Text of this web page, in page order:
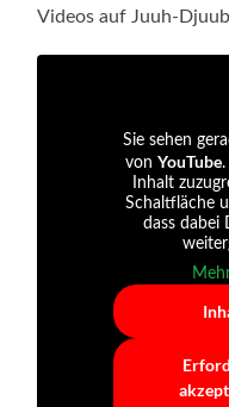
Videos auf Juuh-
Sie sehen
von YouTube.
Inhalt
Schaltfläche
dass dabei